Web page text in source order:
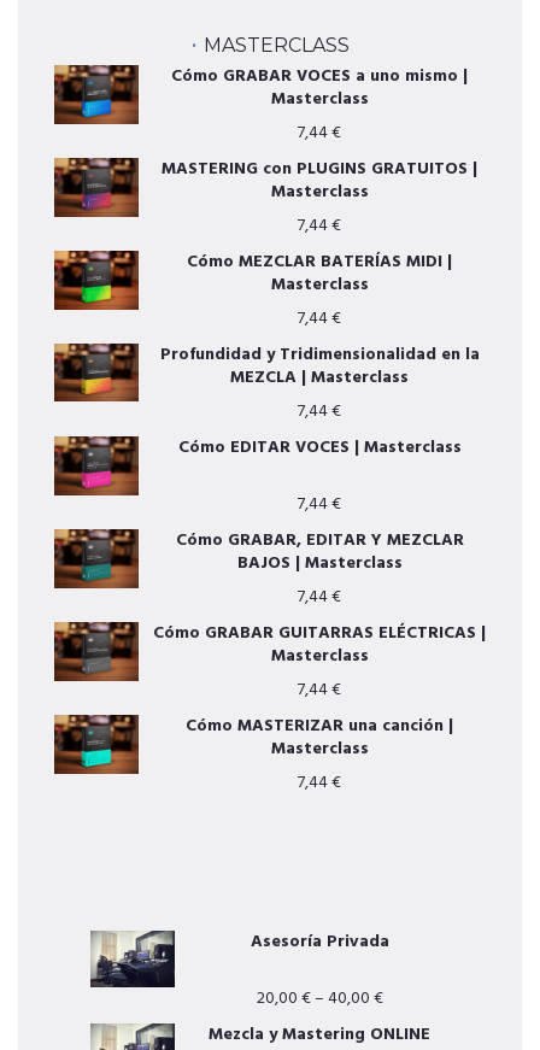
MASTERCLASS
Cómo GRABAR VOCES a uno mismo |
Masterclass
7,44€
MASTERING con PLUGINS GRATUITOS |
Masterclass
7,44€
Cómo MEZCLAR BATERÍAS MIDI |
Masterclass
7,44€
Profundidad y Tridimensionalidad en la
MEZCLA | Masterclass
7,44€
Cómo EDITAR VOCES | Masterclass
7,44€
Cómo GRABAR, EDITAR Y MEZCLAR
BAJOS | Masterclass
7,44€
Cómo GRABAR GUITARRAS ELÉCTRICAS |
Masterclass
7,44€
Cómo MASTERIZAR una canción |
Masterclass
7,44€
Asesoría Privada
20,00€–40,00€
Mezcla y Mastering ONLINE